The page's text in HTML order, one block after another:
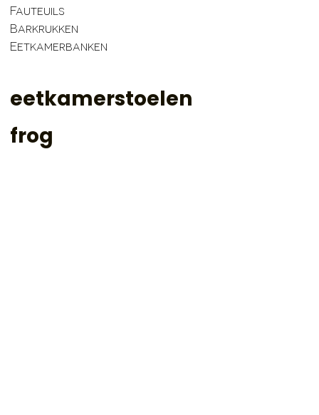
Fauteuils
Barkrukken
Eetkamerbanken
eetkamerstoelen
frog